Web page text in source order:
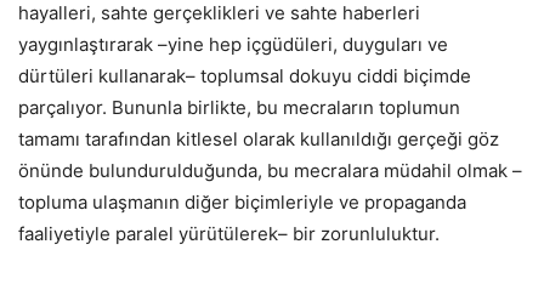
hayalleri, sahte gerçeklikleri ve sahte haberleri
yaygınlaştırarak –yine hep içgüdüleri, duyguları ve
dürtüleri kullanarak– toplumsal dokuyu ciddi biçimde
parçalıyor. Bununla birlikte, bu mecraların toplumun
tamamı tarafından kitlesel olarak kullanıldığı gerçeği göz
önünde bulundurulduğunda, bu mecralara müdahil olmak –
topluma ulaşmanın diğer biçimleriyle ve propaganda
faaliyetiyle paralel yürütülerek– bir zorunluluktur.